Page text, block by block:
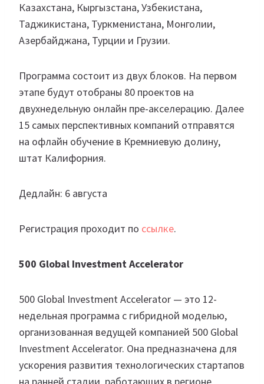
Казахстана, Кыргызстана, Узбекистана,
Таджикистана, Туркменистана, Монголии,
Азербайджана, Турции и Грузии.
Программа состоит из двух блоков. На первом
этапе будут отобраны 80 проектов на
двухнедельную онлайн пре-акселерацию. Далее
15 самых перспективных компаний отправятся
на офлайн обучение в Кремниевую долину,
штат Калифорния.
Дедлайн: 6 августа
Регистрация проходит по ссылке.
500 Global Investment Accelerator
500 Global Investment Accelerator — это 12-
недельная программа с гибридной моделью,
организованная ведущей компанией 500 Global
Investment Accelerator. Она предназначена для
ускорения развития технологических стартапов